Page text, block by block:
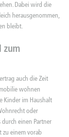
Dabei wird die
herausgenommen,
bleibt.
zum
auch die Zeit
wohnen
Kinder im Haushalt
oder
einen Partner
zu einem vorab